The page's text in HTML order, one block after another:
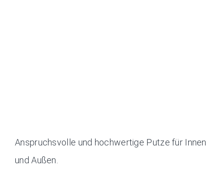
Anspruchsvolle und hochwertige Putze für Innen
und Außen.